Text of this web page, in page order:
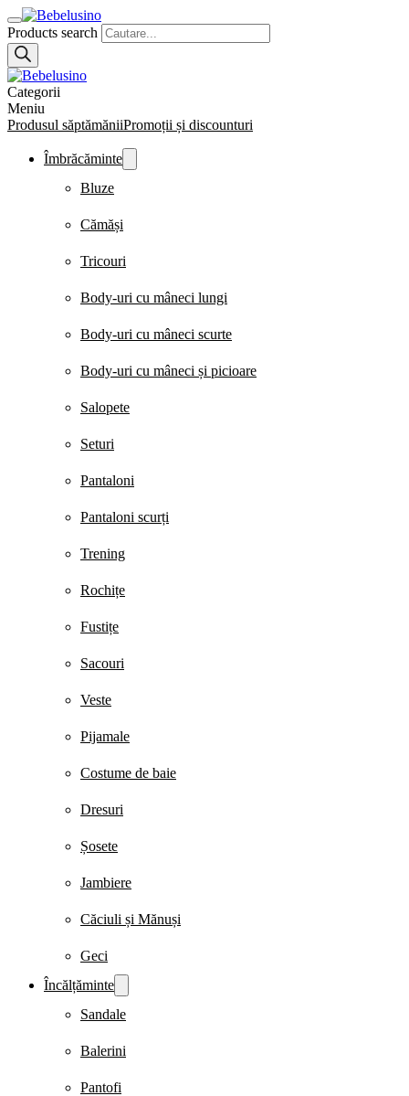
Products search
Categorii
Meniu
Produsul săptămăniiPromoții și discounturi
Îmbrăcăminte
Bluze
Cămăși
Tricouri
Body-uri cu mâneci lungi
Body-uri cu mâneci scurte
Body-uri cu mâneci și picioare
Salopete
Seturi
Pantaloni
Pantaloni scurți
Trening
Rochițe
Fustițe
Sacouri
Veste
Pijamale
Costume de baie
Dresuri
Șosete
Jambiere
Căciuli și Mănuși
Geci
Încălțăminte
Sandale
Balerini
Pantofi